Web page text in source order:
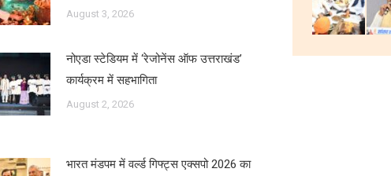
August 3, 2026
नोएडा स्टेडियम में ‘रेजोनेंस ऑफ उत्तराखंड’
कार्यक्रम में सहभागिता
August 2, 2026
भारत मंडपम में वर्ल्ड गिफ्ट्स एक्सपो 2026 का